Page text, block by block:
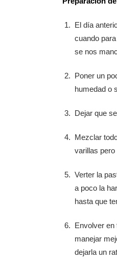
El día
cuando
se nos
Poner un
humedad o
Dejar que
Mezclar
varillas
Verter la
a poco la
hasta que
Envolver en
manejar
dejarla un